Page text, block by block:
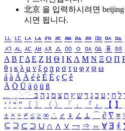
北京 을 입력하시려면 beijing
시면 됩니다.
ㅥ ㅦ ㅧ ㅨ ㅩ ㅪ ㅫ ㅬ ㅭ ㅮ ㅯ ㅰ
ㅺ ㅻ ㅼ ㅽ ㅾ ㅿ ㆀ ㆁ ㆂ ㆃ ㆄ ㆅ
Α Β ΓΔ Ε Ζ Η Θ Ι ΚΛ Μ Ν Ξ Ο Π
θ ι κ λ μ ν ξ ο π ρ σ τ υ φ χ ψ ω
á à Á À é è É È ç Ç ê
Ä Ö Ü ä ö ü ß
ִֶֹ ֻּ ׁׂ ל ח י ע כ ג ד ש ץ ת צ מ נ ה ב
‘ ’ “ ” 〔 〕 〈 〉 「 」 『 』 【 】
± × ÷ ≠ ≤ ≥ ∞ ∴ ♂ ♀ ∠ ⊥ ⌒ ∂ ∇ ≡
⊆ ⊇ ⊂ ⊃ ∪ ∩ ∧ ∨ ￢ ⇒ ⇔ ∀ ∃ ∮